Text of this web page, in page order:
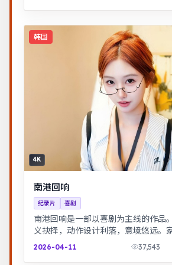
韩国
4K
南港回响
纪录片 喜剧
南港回响是一部以喜剧为主线的作品
义抉择，动作设计利落，意境悠远。
场意外后集中爆发，情感冲击力足。
2026-04-11 37,543